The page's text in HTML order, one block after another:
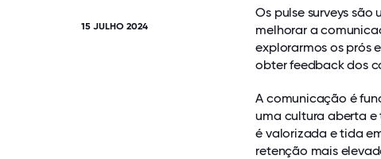
15 JULHO 2024
Os pulse surveys
melhorar a
explorarmos os prós
obter feedback dos
A comunicação é
uma cultura aberta e
é valorizada e tida
retenção mais